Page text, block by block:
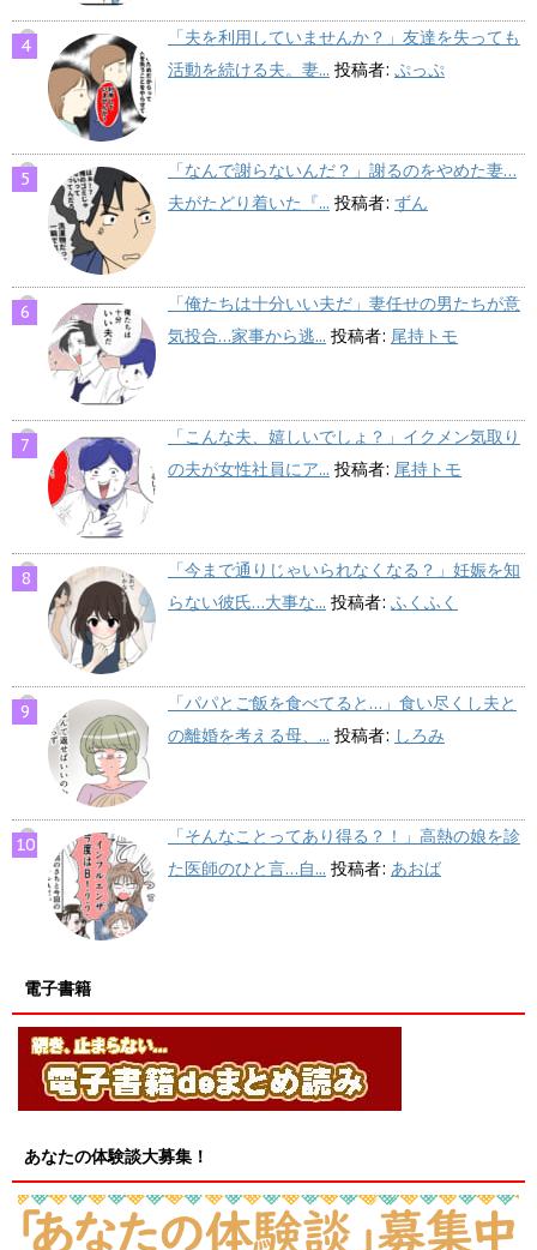
「夫を利用していませんか？」友達を失っても
活動を続ける夫。妻... 投稿者: ぷっぷ
「なんで謝らないんだ？」謝るのをやめた妻…
夫がたどり着いた『... 投稿者: ずん
「俺たちは十分いい夫だ」妻任せの男たちが意
気投合…家事から逃... 投稿者: 尾持トモ
「こんな夫、嬉しいでしょ？」イクメン気取り
の夫が女性社員にア... 投稿者: 尾持トモ
「今まで通りじゃいられなくなる？」妊娠を知
らない彼氏…大事な... 投稿者: ふくふく
「パパとご飯を食べてると…」食い尽くし夫と
の離婚を考える母、... 投稿者: しろみ
「そんなことってあり得る？！」高熱の娘を診
た医師のひと言…自... 投稿者: あおば
電子書籍
あなたの体験談大募集！